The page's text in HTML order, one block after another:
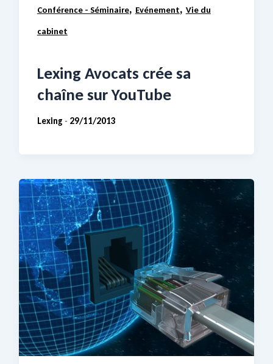
Conférence - Séminaire, Evénement, Vie du
cabinet
Lexing Avocats crée sa
chaîne sur YouTube
Lexing - 29/11/2013